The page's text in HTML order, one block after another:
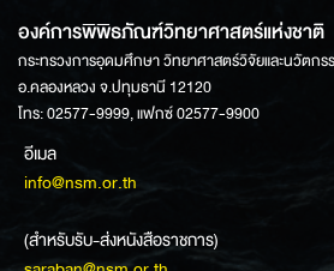
องค์การพิพิธภัณฑ์วิทยาศาสตร์แห่งชาติ
กระทรวงการอุดมศึกษา วิทยาศาสตร์วิจัยและนวัตก
อ.คลองหลวง จ.ปทุมธานี 12120
โทร: 02577-9999, แฟกซ์ 02577-9900
อีเมล
info@nsm.or.th
(สำหรับรับ-ส่งหนังสือราชการ)